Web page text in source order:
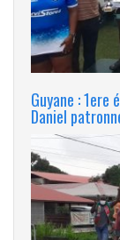
Guyane :
Daniel